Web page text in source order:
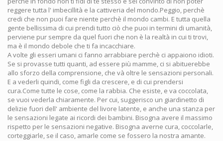
reggere tutta l' imbecillità e la cattiveria del mondo.Peggio, perchè
credi che non puoi fare niente perchè il mondo cambi. E tutta quella
gente bellissima di cui prendi tutto ciò che puoi in termini di umanità,
perviene pur sempre da quel fuori che non è la realtà in cui ti trovi,
ma è il mondo debole che ti fa incacchiare.
A volte gli esseri umani ci fanno arrabbiare perchè ci appaiono idioti.
Se si provasse tutti quanti, ad essere più mamme, ci si abituerebbe
allo sforzo della comprensione, che và oltre le sensazioni personali.
E a vederli quindi, come figli da crescere, e di cui prendersi
cura.Come tutte le cose, come la rabbia. Che esiste, e va coccolata,
se vuoi vederla chiaramente. Per cui, suggerisco un giardinetto di
delizie fuori dell' ambiente del livore latente, e anche una stanza per
le sensazioni legate ai ricordi dei bambini. Bisogna avere il massimo
rispetto per le sensazioni negative. Bisogna averne cura, coccolarle,
corteggiarle, se il caso, amarle come se fossero la nostra amante.